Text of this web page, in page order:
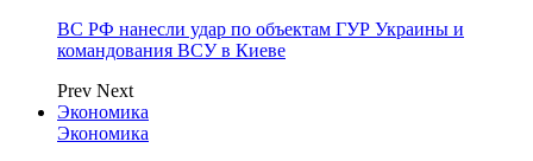
ВС РФ нанесли удар по объектам ГУР Украины и
командования ВСУ в Киеве
Prev Next
Экономика
Экономика